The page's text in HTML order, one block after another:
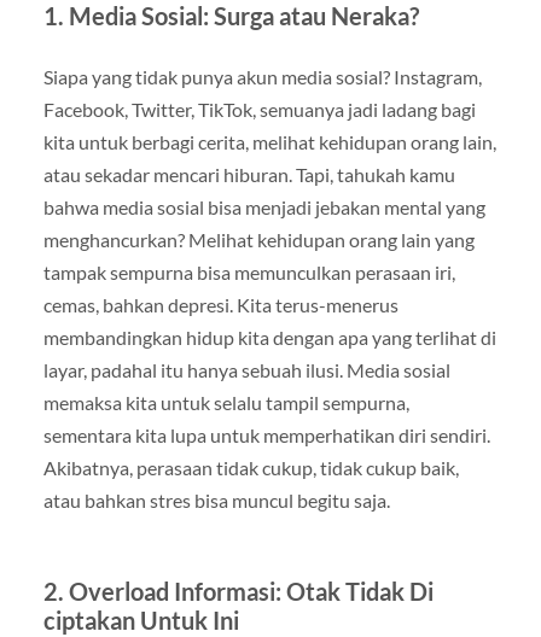
1. Media Sosial: Surga atau Neraka?
Siapa yang tidak punya akun media sosial? Instagram,
Facebook, Twitter, TikTok, semuanya jadi ladang bagi
kita untuk berbagi cerita, melihat kehidupan orang lain,
atau sekadar mencari hiburan. Tapi, tahukah kamu
bahwa media sosial bisa menjadi jebakan mental yang
menghancurkan? Melihat kehidupan orang lain yang
tampak sempurna bisa memunculkan perasaan iri,
cemas, bahkan depresi. Kita terus-menerus
membandingkan hidup kita dengan apa yang terlihat di
layar, padahal itu hanya sebuah ilusi. Media sosial
memaksa kita untuk selalu tampil sempurna,
sementara kita lupa untuk memperhatikan diri sendiri.
Akibatnya, perasaan tidak cukup, tidak cukup baik,
atau bahkan stres bisa muncul begitu saja.
2. Overload Informasi: Otak Tidak Di
ciptakan Untuk Ini